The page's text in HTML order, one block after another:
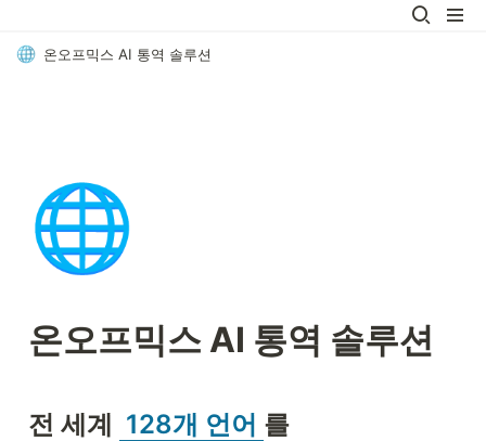
온오프믹스 AI 통역 솔루션
🌐
온오프믹스 AI 통역 솔루션
전 세계 128개 언어 를